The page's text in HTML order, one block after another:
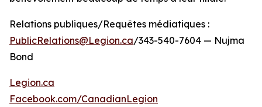
Relations publiques/Requêtes médiatiques :
PublicRelations@Legion.ca/343-540-7604 — Nujma
Bond
Legion.ca
Facebook.com/CanadianLegion